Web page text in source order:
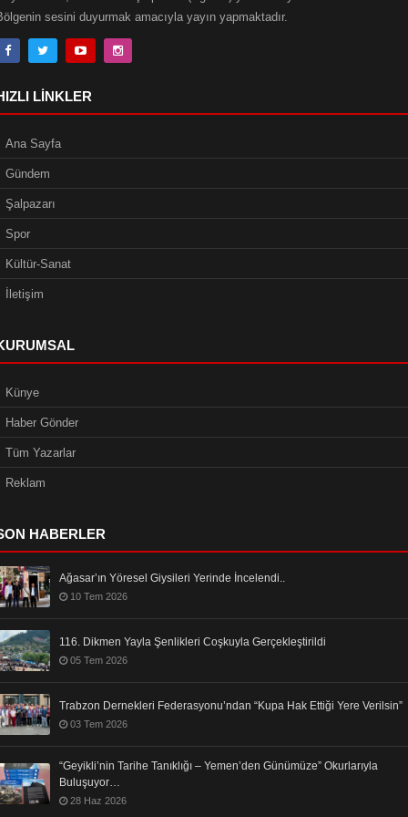
sesini duyurmak amacıyla yayın yapmaktadır.
LINKLER
Ana Sayfa
Gündem
Şalpazarı
Spor
Kültür-Sanat
İletişim
Künye
Haber Gönder
Tüm Yazarlar
Reklam
HABERLER
Ağasar’ın Yöresel Giysileri Yerinde İncelendi..
10 Tem 2026
116. Dikmen Yayla Şenlikleri Coşkuyla Gerçekleştirildi
05 Tem 2026
Trabzon Dernekleri Federasyonu’ndan “Kupa Hak Ettiği Yere Verilsin”
03 Tem 2026
“Geyikli’nin Tarihe Tanıklığı – Yemen’den Günümüze” Okurlarıyla
Buluşuyor…
28 Haz 2026